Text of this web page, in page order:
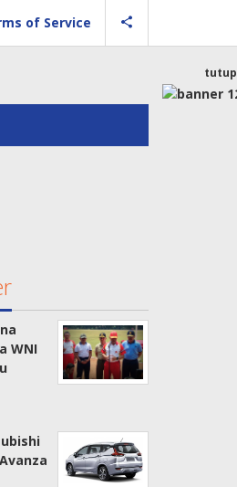
of Service
tutup
WNI